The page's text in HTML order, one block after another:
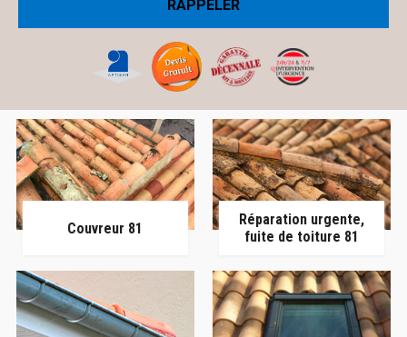
Couvreur 81
Réparation urgente,
fuite de toiture 81